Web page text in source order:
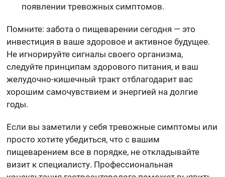
появлении тревожных симптомов.
Помните: забота о пищеварении сегодня — это
инвестиция в ваше здоровое и активное будущее.
Не игнорируйте сигналы своего организма,
следуйте принципам здорового питания, и ваш
желудочно-кишечный тракт отблагодарит вас
хорошим самочувствием и энергией на долгие
годы.
Если вы заметили у себя тревожные симптомы или
просто хотите убедиться, что с вашим
пищеварением все в порядке, не откладывайте
визит к специалисту. Профессиональная